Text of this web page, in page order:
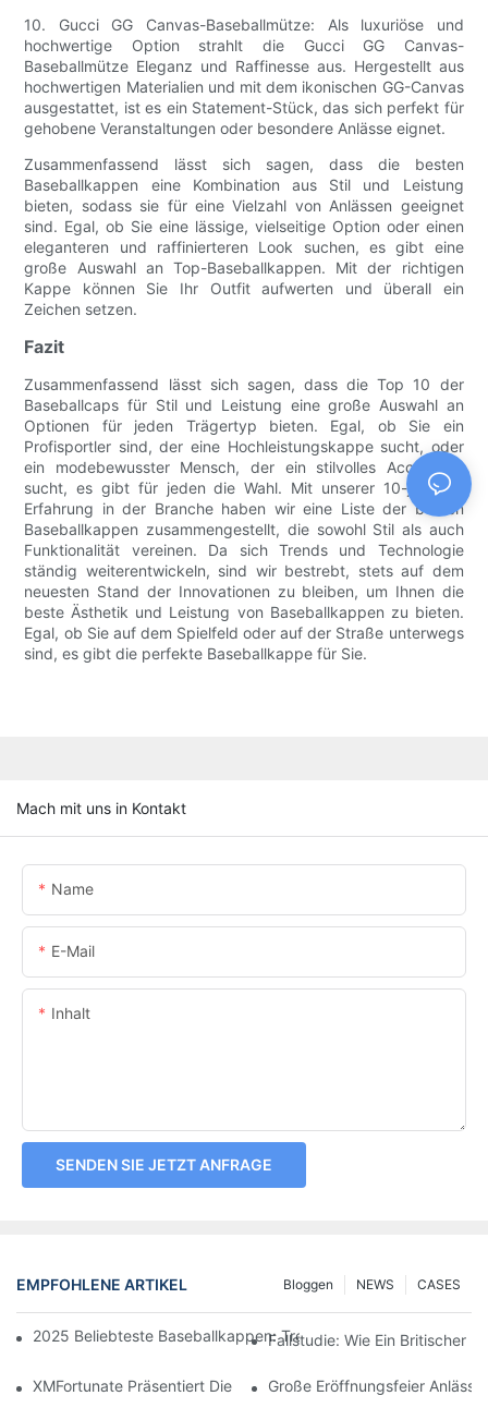
10. Gucci GG Canvas-Baseballmütze: Als luxuriöse und
hochwertige Option strahlt die Gucci GG Canvas-
Baseballmütze Eleganz und Raffinesse aus. Hergestellt aus
hochwertigen Materialien und mit dem ikonischen GG-Canvas
ausgestattet, ist es ein Statement-Stück, das sich perfekt für
gehobene Veranstaltungen oder besondere Anlässe eignet.
Zusammenfassend lässt sich sagen, dass die besten
Baseballkappen eine Kombination aus Stil und Leistung
bieten, sodass sie für eine Vielzahl von Anlässen geeignet
sind. Egal, ob Sie eine lässige, vielseitige Option oder einen
eleganteren und raffinierteren Look suchen, es gibt eine
große Auswahl an Top-Baseballkappen. Mit der richtigen
Kappe können Sie Ihr Outfit aufwerten und überall ein
Zeichen setzen.
Fazit
Zusammenfassend lässt sich sagen, dass die Top 10 der
Baseballcaps für Stil und Leistung eine große Auswahl an
Optionen für jeden Trägertyp bieten. Egal, ob Sie ein
Profisportler sind, der eine Hochleistungskappe sucht, oder
ein modebewusster Mensch, der ein stilvolles Accessoire
sucht, es gibt für jeden die Wahl. Mit unserer 10-jährigen
Erfahrung in der Branche haben wir eine Liste der besten
Baseballkappen zusammengestellt, die sowohl Stil als auch
Funktionalität vereinen. Da sich Trends und Technologie
ständig weiterentwickeln, sind wir bestrebt, stets auf dem
neuesten Stand der Innovationen zu bleiben, um Ihnen die
beste Ästhetik und Leistung von Baseballkappen zu bieten.
Egal, ob Sie auf dem Spielfeld oder auf der Straße unterwegs
sind, es gibt die perfekte Baseballkappe für Sie.
Mach mit uns in Kontakt
Name
E-Mail
Inhalt
SENDEN SIE JETZT ANFRAGE
EMPFOHLENE ARTIKEL CASES
NEWS
Bloggen
2025 Beliebteste Baseballkappen: Trend, Funktionalität Und
Fallstudie: Wie Ein Britischer
XMFortunate Präsentiert Die Neue Frühjahr/Sommer-
Große Eröffnungsfeier